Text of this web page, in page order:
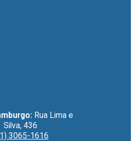
Rua Lima e
Silva, 436
3065-1616